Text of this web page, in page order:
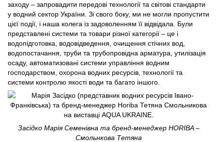
заходу – запровадити передові технології та світові стандарти
у водний сектор України. Зі свого боку, ми не могли пропустити
цієї події, і наша колега із задоволенням її відвідала. Були
представлені системи та товари різної категорії – це і
водопідготовка, водовідведення, очищення стічних вод,
водопостачання, труби та трубопровідна арматура, утилізація
осаду, автоматизовані системи управління водним
господарством, охорона водних ресурсів, технології та
системи контролю якості води та багато іншого.
Засідко Марія Семенівна та бренд-менеджер HORIBA –
Смольнкова Тетяна